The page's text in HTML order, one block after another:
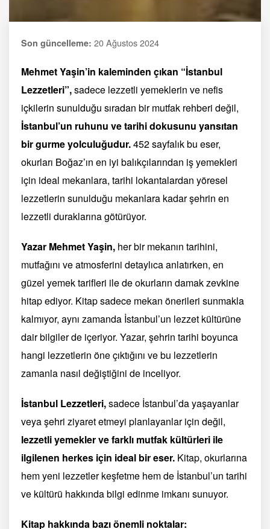
Son güncelleme: 20 Ağustos 2024
Mehmet Yaşin’in kaleminden çıkan “İstanbul
Lezzetleri”,sadece lezzetli yemeklerin ve nefis
içkilerin sunulduğu sıradan bir mutfak rehberi değil,
İstanbul’un ruhunu ve tarihi dokusunu yansıtan
bir gurme yolculuğudur.452 sayfalık bu eser,
okurları Boğaz’ın en iyi balıkçılarından iş yemekleri
için ideal mekanlara, tarihi lokantalardan yöresel
lezzetlerin sunulduğu mekanlara kadar şehrin en
lezzetli duraklarına götürüyor.
Yazar Mehmet Yaşin, her bir mekanın tarihini,
mutfağını ve atmosferini detaylıca anlatırken, en
güzel yemek tarifleri ile de okurların damak zevkine
hitap ediyor. Kitap sadece mekan önerileri sunmakla
kalmıyor, aynı zamanda İstanbul’un lezzet kültürüne
dair bilgiler de içeriyor. Yazar, şehrin tarihi boyunca
hangi lezzetlerin öne çıktığını ve bu lezzetlerin
zamanla nasıl değiştiğini de inceliyor.
İstanbul Lezzetleri,sadece İstanbul’da yaşayanlar
veya şehri ziyaret etmeyi planlayanlar için değil,
lezzetli yemekler ve farklı mutfak kültürleri ile
ilgilenen herkes için ideal bir eser. Kitap, okurlarına
hem yeni lezzetler keşfetme hem de İstanbul’un tarihi
ve kültürü hakkında bilgi edinme imkanı sunuyor.
Kitap hakkında bazı önemli noktalar: